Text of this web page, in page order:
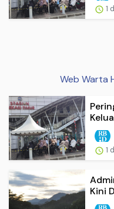
1
Web Warta
1
Kini